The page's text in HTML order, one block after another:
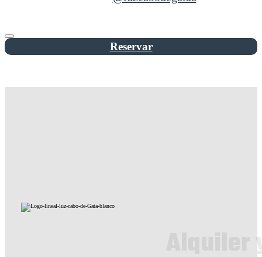
Reservar